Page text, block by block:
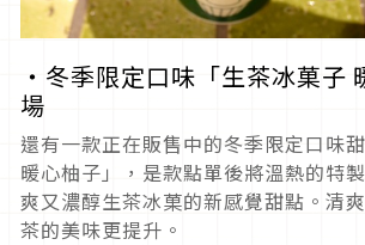
・冬季限定口味「生茶冰菓子
場
還有一款正在販售中的冬季限定口味
暖心柚子」，是款點單後將溫熱的特
爽又濃醇生茶冰菓的新感覺甜點。清
茶的美味更提升。